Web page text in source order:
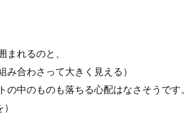
れるのと、
合わさって大きく見える）
中のものも落ちる心配はなさそうです。